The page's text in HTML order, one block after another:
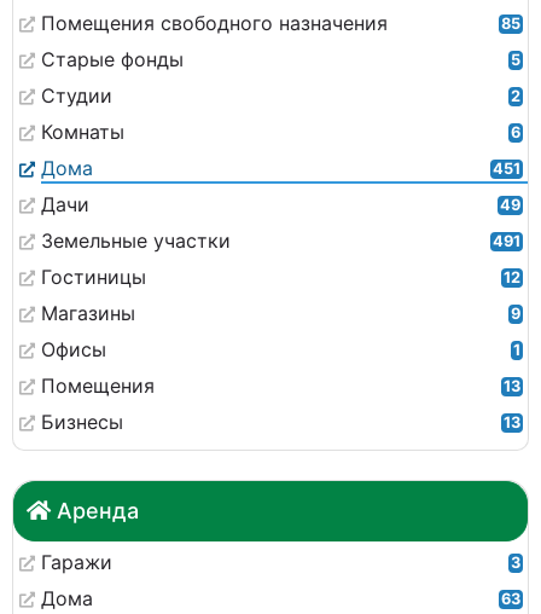
Помещения свободного назначения 85
Старые фонды 5
Студии 2
Комнаты 6
Дома 451
Дачи 49
Земельные участки 491
Гостиницы 12
Магазины 9
Офисы 1
Помещения 13
Бизнесы 13
Аренда
Гаражи 3
Дома 63